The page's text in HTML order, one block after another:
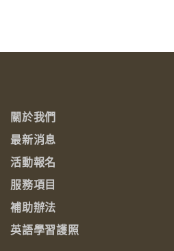
關於我們
最新消息
活動報名
服務項目
補助辦法
英語學習護照